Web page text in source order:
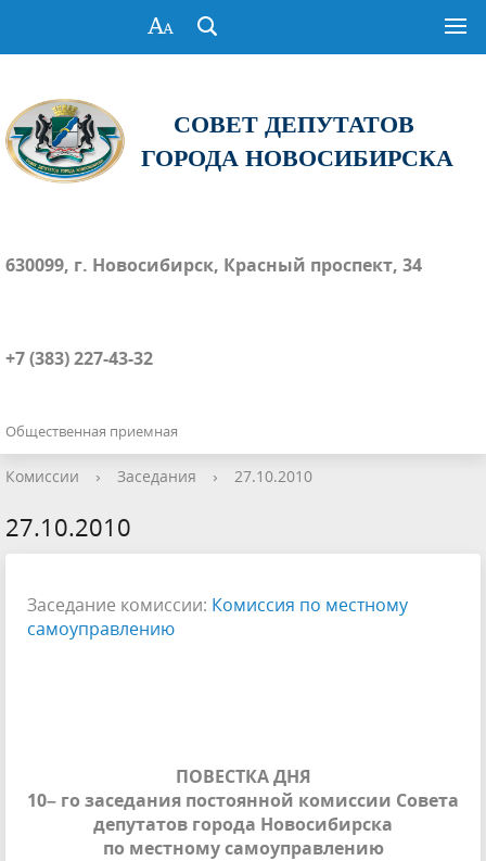
СОВЕТ ДЕПУТАТОВ
ГОРОДА НОВОСИБИРСКА
630099, г. Новосибирск, Красный проспект, 34
+7 (383) 227-43-32
Общественная приемная
Комиссии › Заседания › 27.10.2010
27.10.2010
Заседание комиссии: Комиссия по местному
самоуправлению
ПОВЕСТКА ДНЯ
10– го заседания постоянной комиссии Совета
депутатов города Новосибирска
по местному самоуправлению